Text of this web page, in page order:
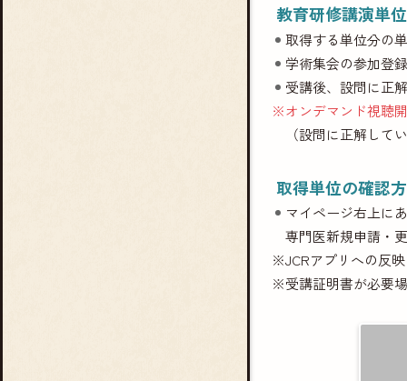
教育研修講演単
取得する単位分の
学術集会の参加登
受講後、設問に正
※オンデマンド視聴
（設問に正解し
取得単位の確認
マイページ右上に
専門医新規申請・
※JCRアプリへの反
※受講証明書が必要